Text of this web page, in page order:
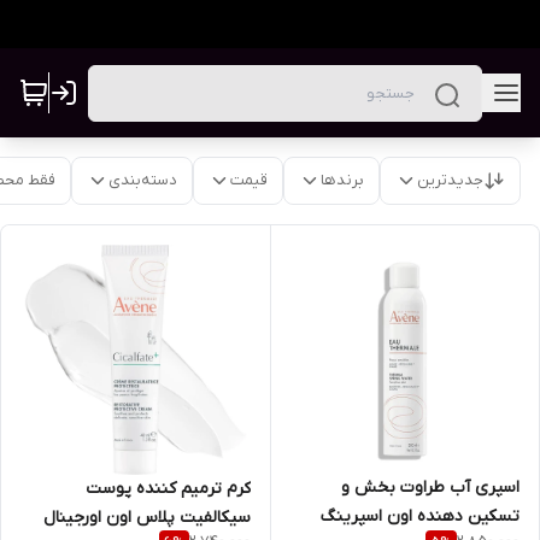
جدیدترین برندها قیمت دسته‌بندی فقط
اسپری آب طراوت بخش و
تسکین دهنده اون اسپرینگ
کرم ترمیم کننده پوست
سیکالفیت پلاس اون اورجینال